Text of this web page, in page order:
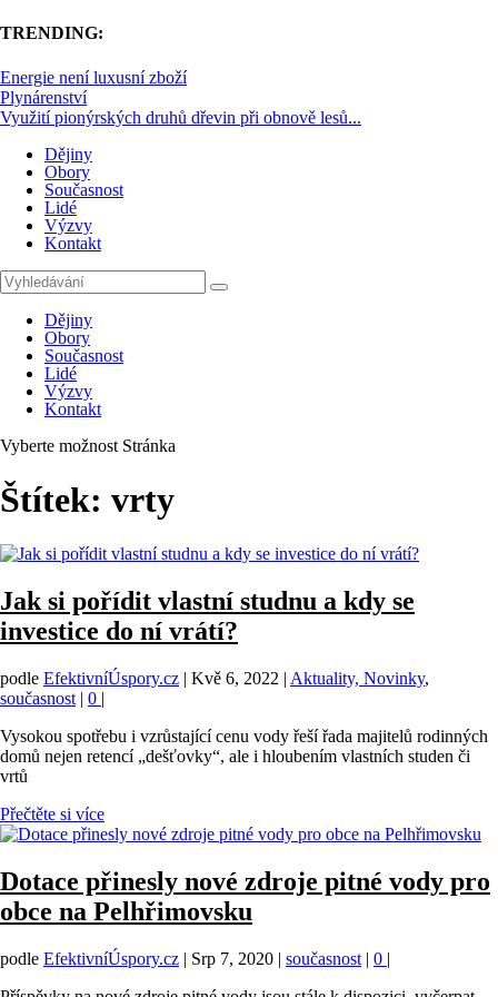
TRENDING:
Energie není luxusní zboží
Plynárenství
Využití pionýrských druhů dřevin při obnově lesů...
Dějiny
Obory
Současnost
Lidé
Výzvy
Kontakt
Dějiny
Obory
Současnost
Lidé
Výzvy
Kontakt
Vyberte možnost Stránka
Štítek: vrty
Jak si pořídit vlastní studnu a kdy se
investice do ní vrátí?
podle EfektivníÚspory.cz | Kvě 6, 2022 | Aktuality, Novinky,
současnost | 0 |
Vysokou spotřebu i vzrůstající cenu vody řeší řada majitelů rodinných
domů nejen retencí „dešťovky“, ale i hloubením vlastních studen či
vrtů
Přečtěte si více
Dotace přinesly nové zdroje pitné vody pro
obce na Pelhřimovsku
podle EfektivníÚspory.cz | Srp 7, 2020 | současnost | 0 |